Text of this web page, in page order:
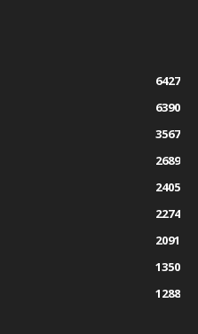
6427
6390
3567
2689
2405
2274
2091
1350
1288